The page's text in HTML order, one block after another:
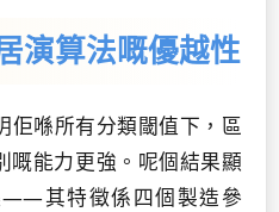
演算法嘅優越性
佢喺所有分類閾值下，區
嘅能力更強。呢個結果顯
——其特徵係四個製造參